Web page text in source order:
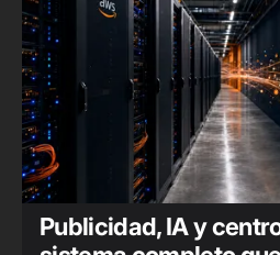
Publicidad, IA y